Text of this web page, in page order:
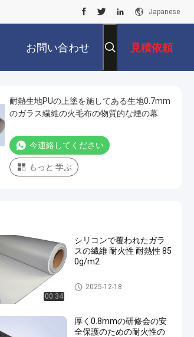
Japanese
お問い合わせ 見積依頼
耐熱生地PUの上塗を施してある生地0.7mm
のガラス繊維の火毛布の物質的な煙の幕
今連絡してください
もっと 学ぶ
00:34
シリコンで覆われたガラ
スの繊維 耐火性 耐熱性 85
0g/m2
シリコーンの上塗を施してあ
るガラス繊維の生地
2025-12-18
厚く0.8mmの研修会の安
全保護のための耐火性の